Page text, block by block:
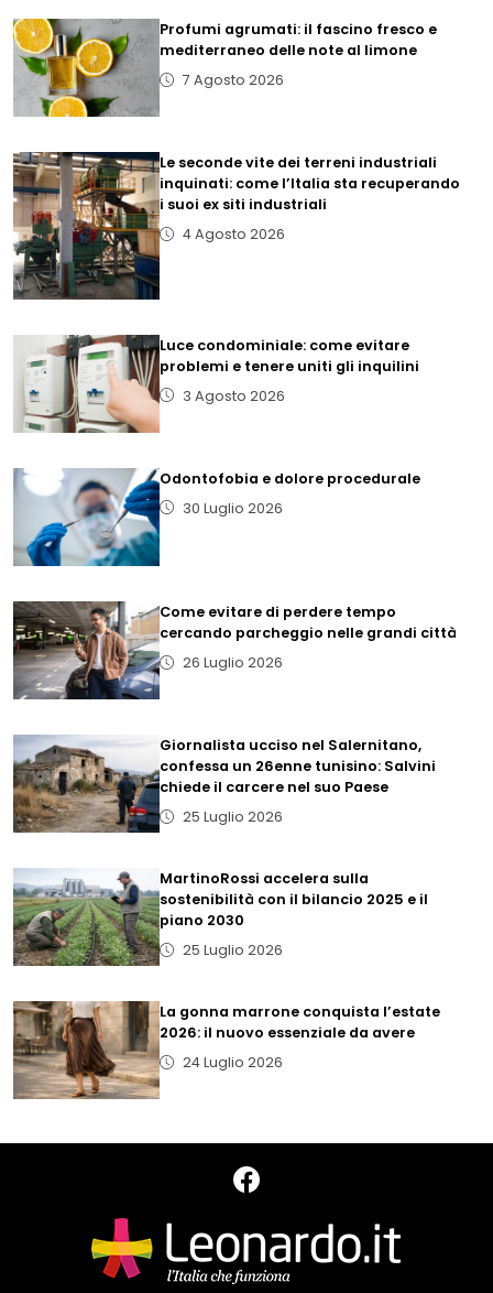
Profumi agrumati: il fascino fresco e
mediterraneo delle note al limone
7 Agosto 2026
Le seconde vite dei terreni industriali
inquinati: come l’Italia sta recuperando
i suoi ex siti industriali
4 Agosto 2026
Luce condominiale: come evitare
problemi e tenere uniti gli inquilini
3 Agosto 2026
Odontofobia e dolore procedurale
30 Luglio 2026
Come evitare di perdere tempo
cercando parcheggio nelle grandi città
26 Luglio 2026
Giornalista ucciso nel Salernitano,
confessa un 26enne tunisino: Salvini
chiede il carcere nel suo Paese
25 Luglio 2026
MartinoRossi accelera sulla
sostenibilità con il bilancio 2025 e il
piano 2030
25 Luglio 2026
La gonna marrone conquista l’estate
2026: il nuovo essenziale da avere
24 Luglio 2026